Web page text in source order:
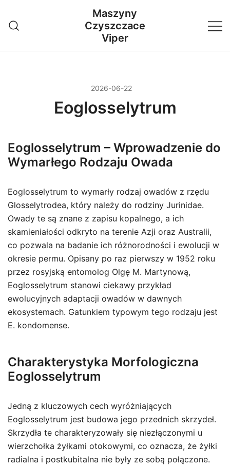
treści
Maszyny
Czyszczace
Viper
2026-06-22
Eoglosselytrum
Eoglosselytrum – Wprowadzenie do
Wymarłego Rodzaju Owada
Eoglosselytrum to wymarły rodzaj owadów z rzędu
Glosselytrodea, który należy do rodziny Jurinidae.
Owady te są znane z zapisu kopalnego, a ich
skamieniałości odkryto na terenie Azji oraz Australii,
co pozwala na badanie ich różnorodności i ewolucji w
okresie permu. Opisany po raz pierwszy w 1952 roku
przez rosyjską entomolog Olgę M. Martynową,
Eoglosselytrum stanowi ciekawy przykład
ewolucyjnych adaptacji owadów w dawnych
ekosystemach. Gatunkiem typowym tego rodzaju jest
E. kondomense.
Charakterystyka Morfologiczna
Eoglosselytrum
Jedną z kluczowych cech wyróżniających
Eoglosselytrum jest budowa jego przednich skrzydeł.
Skrzydła te charakteryzowały się niezłączonymi u
wierzchołka żyłkami otokowymi, co oznacza, że żyłki
radialna i postkubitalna nie były ze sobą połączone.